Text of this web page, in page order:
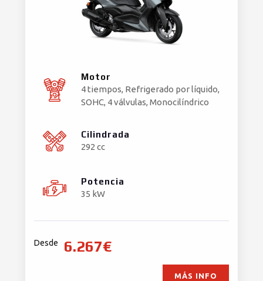
Motor
4 tiempos, Refrigerado por líquido,
SOHC, 4 válvulas, Monocilíndrico
Cilindrada
292 cc
Potencia
35 kW
Desde 6.267€
MÁS INFO